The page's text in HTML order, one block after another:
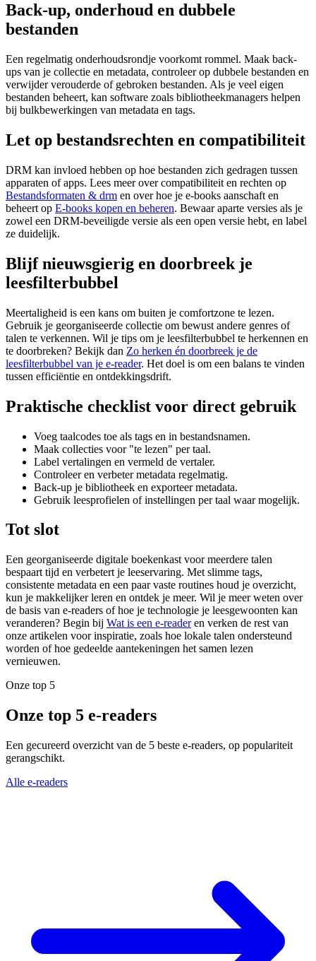
Back-up, onderhoud en dubbele
bestanden
Een regelmatig onderhoudsrondje voorkomt rommel. Maak back-
ups van je collectie en metadata, controleer op dubbele bestanden en
verwijder verouderde of gebroken bestanden. Als je veel eigen
bestanden beheert, kan software zoals bibliotheekmanagers helpen
bij bulkbewerkingen van metadata en tags.
Let op bestandsrechten en compatibiliteit
DRM kan invloed hebben op hoe bestanden zich gedragen tussen
apparaten of apps. Lees meer over compatibiliteit en rechten op
Bestandsformaten & drm en over hoe je e-books aanschaft en
beheert op E-books kopen en beheren. Bewaar aparte versies als je
zowel een DRM-beveiligde versie als een open versie hebt, en label
ze duidelijk.
Blijf nieuwsgierig en doorbreek je
leesfilterbubbel
Meertaligheid is een kans om buiten je comfortzone te lezen.
Gebruik je georganiseerde collectie om bewust andere genres of
talen te verkennen. Wil je tips om je leesfilterbubbel te herkennen en
te doorbreken? Bekijk dan Zo herken én doorbreek je de
leesfilterbubbel van je e-reader. Het doel is om een balans te vinden
tussen efficiëntie en ontdekkingsdrift.
Praktische checklist voor direct gebruik
Voeg taalcodes toe als tags en in bestandsnamen.
Maak collecties voor "te lezen" per taal.
Label vertalingen en vermeld de vertaler.
Controleer en verbeter metadata regelmatig.
Back-up je bibliotheek en exporteer metadata.
Gebruik leesprofielen of instellingen per taal waar mogelijk.
Tot slot
Een georganiseerde digitale boekenkast voor meerdere talen
bespaart tijd en verbetert je leeservaring. Met slimme tags,
consistente metadata en een paar vaste routines houd je overzicht,
kun je makkelijker leren en ontdek je meer. Wil je meer weten over
de basis van e-readers of hoe je technologie je leesgewoonten kan
veranderen? Begin bij Wat is een e-readeren verken de rest van
onze artikelen voor inspiratie, zoals hoe lokale talen ondersteund
worden of hoe gedeelde aantekeningen het samen lezen
vernieuwen.
Onze top 5
Onze top 5 e-readers
Een gecureerd overzicht van de 5 beste e-readers, op populariteit
gerangschikt.
Alle e-readers